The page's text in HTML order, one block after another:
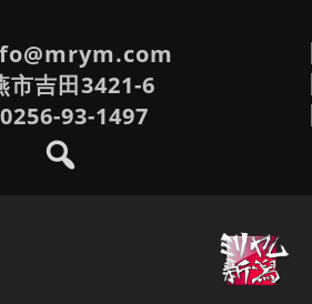
市吉田3421-6
0256-93-1497